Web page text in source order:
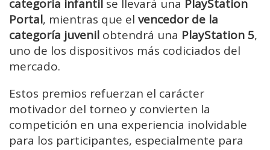
categoría infantil se llevará una PlayStation
Portal, mientras que el vencedor de la
categoría juvenil obtendrá una PlayStation 5,
uno de los dispositivos más codiciados del
mercado.
Estos premios refuerzan el carácter
motivador del torneo y convierten la
competición en una experiencia inolvidable
para los participantes, especialmente para